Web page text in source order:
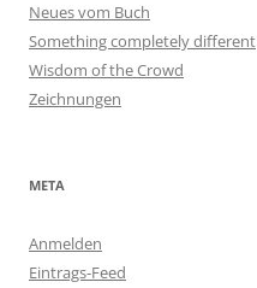
Neues vom Buch
Something completely different
Wisdom of the Crowd
Zeichnungen
META
Anmelden
Eintrags-Feed